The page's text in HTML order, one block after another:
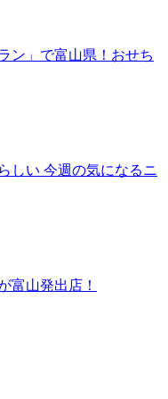
ン」で富山県！おせち
しい 今週の気になるニ
富山発出店！